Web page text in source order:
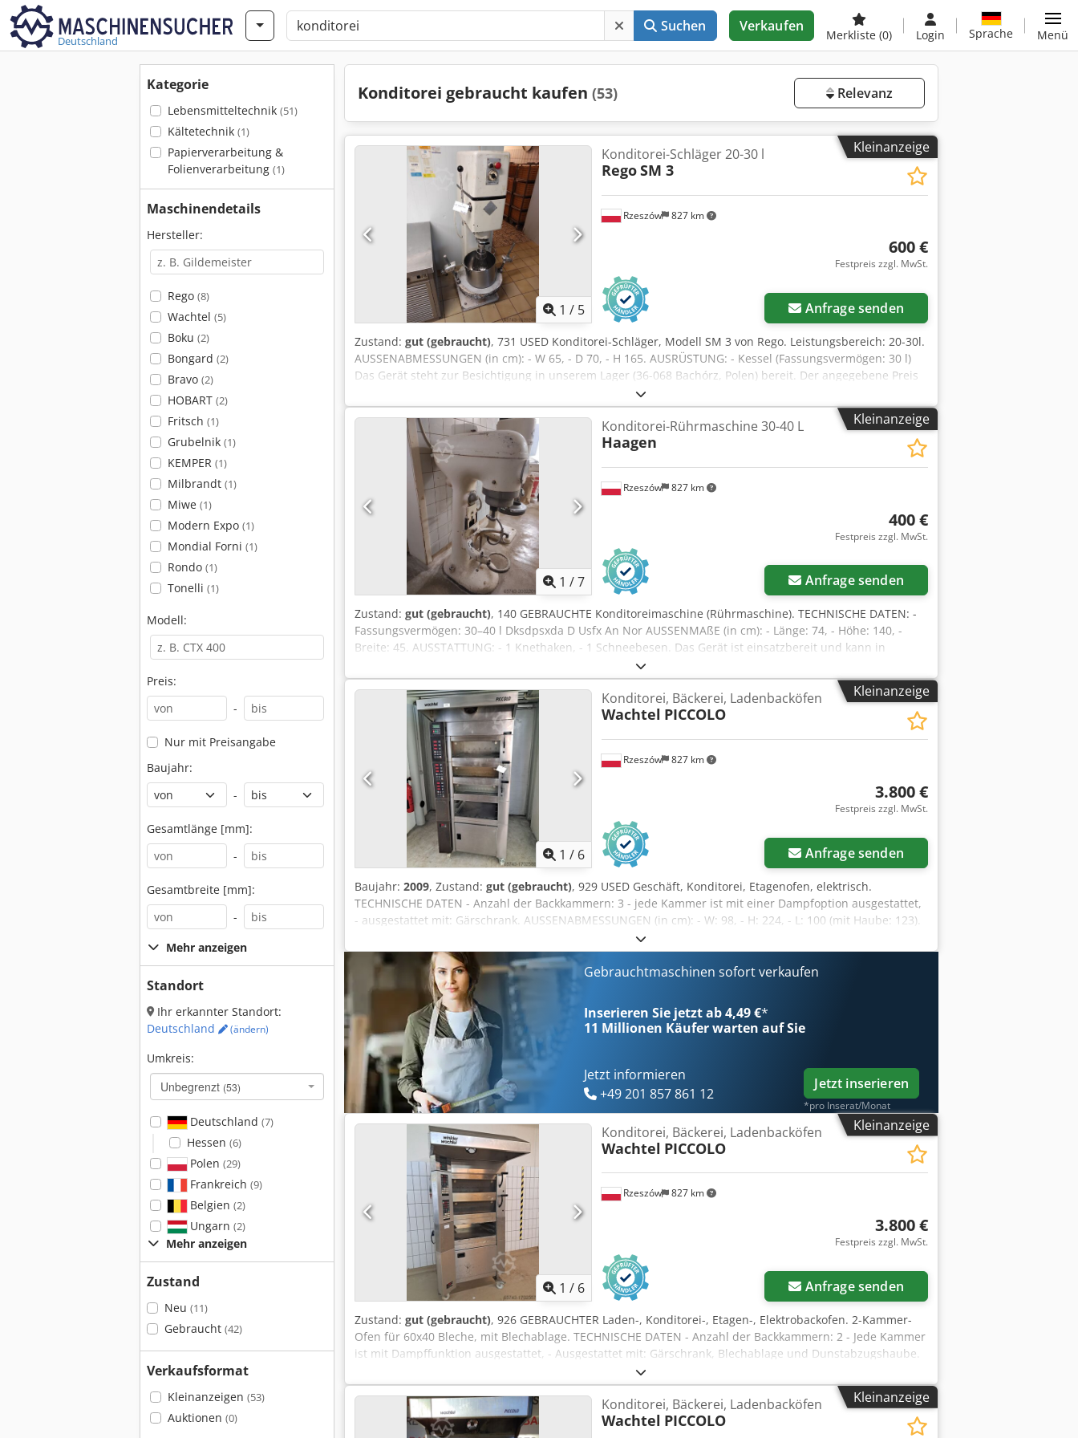
Deutschland
Suchen Verkaufen
Merkliste (0) Login Sprache Menü
Kategorie
Lebensmitteltechnik (51)
Kältetechnik (1)
Papierverarbeitung &
Folienverarbeitung (1)
Maschinendetails
Hersteller:
Rego (8)
Wachtel (5)
Boku (2)
Bongard (2)
Bravo (2)
HOBART (2)
Fritsch (1)
Grubelnik (1)
KEMPER (1)
Milbrandt (1)
Miwe (1)
Modern Expo (1)
Mondial Forni (1)
Rondo (1)
Tonelli (1)
Modell:
Preis:
-
Nur mit Preisangabe
Baujahr:
-
Gesamtlänge [mm]:
-
Gesamtbreite [mm]:
-
Mehr anzeigen
Standort
Ihr erkannter Standort:
Deutschland
(ändern)
Umkreis:
Unbegrenzt (53)
Deutschland (7)
Hessen (6)
Polen (29)
Frankreich (9)
Belgien (2)
Ungarn (2)
Mehr anzeigen
Zustand
Neu (11)
Gebraucht (42)
Verkaufsformat
Kleinanzeigen (53)
Auktionen (0)
Konditorei gebraucht kaufen (53) Relevanz
Kleinanzeige
1 / 5
Rzeszów 827 km
Konditorei-Schläger 20-30 l
RegoSM 3
600 €
Festpreis zzgl. MwSt.
Anfrage senden
Zustand: gut (gebraucht), 731 USED Konditorei-Schläger, Modell SM 3 von Rego. Leistungsbereich: 20-30l.
AUSSENABMESSUNGEN (in cm): - W 65, - D 70, - H 165. AUSRÜSTUNG: - Kessel (Fassungsvermögen: 30 l)
Das Gerät steht zur Besichtigung in unserem Lager (36-068 Bachórz, Polen) bereit. Der angegebene Preis
ist ein Nettopreis Dkodpfort Tgxox An Nsr WIR SPRECHEN ENGLISCH, DEUTSCH UND FRANZÖSISCH
Kleinanzeige
1 /7
Rzeszów 827 km
Konditorei-Rührmaschine 30-40 L
Haagen
400 €
Festpreis zzgl. MwSt.
Anfrage senden
Zustand: gut (gebraucht), 140 GEBRAUCHTE Konditoreimaschine (Rührmaschine). TECHNISCHE DATEN: -
Fassungsvermögen: 30–40 l Dksdpsxda D Usfx An Nor AUSSENMAßE (in cm): - Länge: 74, - Höhe: 140, -
Breite: 45. AUSSTATTUNG: - 1 Knethaken, - 1 Schneebesen. Das Gerät ist einsatzbereit und kann in
unserem Lager (36-068 Bachórz, Polen) besichtigt werden. Verfügbare kostenpflichtige Optionen:
Überholung / Transport / Montage / Inbetriebnahme. Der angegebene Preis ist Netto. WIR SPRECHEN
ENGLISCH, DEUTSCH, FRANZÖSISCH, RUSSISCH, UKRAINISCH.
Kleinanzeige
1 / 6
Rzeszów 827 km
Konditorei, Bäckerei, Ladenbacköfen
Wachtel PICCOLO
3.800 €
Festpreis zzgl. MwSt.
Anfrage senden
Baujahr: 2009, Zustand: gut (gebraucht), 929 USED Geschäft, Konditorei, Etagenofen, elektrisch.
TECHNISCHE DATEN - Anzahl der Backkammern: 3 - jede Kammer ist mit einer Dampfoption ausgestattet,
- ausgestattet mit: Gärschrank. AUSSENABMESSUNGEN (in cm): - W: 98, - H: 224, - L: 100 (mit Haube: 123).
Dkedpfx Ajuiw I Tsn Ner abmessungen des fachs (in cm.) - W: 60, - D: 48 - H: 19.5/13.5/15. Das Gerät steht
zur Besichtigung in unserem Lager (36-068 Bachórz, Polen) bereit. Zahlbare Optionen: Transport /
Montage / Inbetriebnahme. Der angegebene Preis ist netto. WIR SPRECHEN ENGLISCH, DEUTSCH UND
FRANZÖSISCH, RUSSISCH, UKRAINISCH. Mehr Informationen: Witold 508-195-853
Gebrauchtmaschinen sofort verkaufen
Inserieren Sie jetzt ab 4,49 €*
11 Millionen Käufer warten auf Sie
Jetzt informieren
+49 201 857 861 12
Jetzt inserieren
*pro Inserat/Monat
Kleinanzeige
1 / 6
Rzeszów 827 km
Konditorei, Bäckerei, Ladenbacköfen
Wachtel PICCOLO
3.800 €
Festpreis zzgl. MwSt.
Anfrage senden
Zustand: gut (gebraucht), 926 GEBRAUCHTER Laden-, Konditorei-, Etagen-, Elektrobackofen. 2-Kammer-
Ofen für 60x40 Bleche, mit Blechablage. TECHNISCHE DATEN - Anzahl der Backkammern: 2 - Jede Kammer
ist mit Dampffunktion ausgestattet, - Ausgestattet mit: Gärschrank, Blechablage und Dunstabzugshaube.
Dodpfx Aouiwvksn Nokr AUSSENMAßE (in cm) - Breite: 97, - Tiefe: 100, - Höhe: 190 (mit Haube 216)
KAMMERMAßE (in cm) - 60x47x16 (für 1 Blech 60x40) Das Gerät ist in unserem Lager (36-068 Bachórz,
Polen) besichtigungsbereit. Verfügbare kostenpflichtige Optionen: Transport / Montage / Inbetriebnahme.
Der angegebene Preis ist Netto. WIR SPRECHEN ENGLISCH, DEUTSCH, FRANZÖSISCH, RUSSISCH UND
Kleinanzeige
Konditorei, Bäckerei, Ladenbacköfen
Wachtel PICCOLO